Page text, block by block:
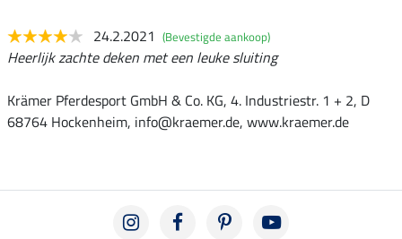
24.2.2021 (Bevestigde aankoop)
Heerlijk zachte deken met een leuke sluiting
Krämer Pferdesport GmbH & Co. KG, 4. Industriestr. 1 + 2, D
68764 Hockenheim, info@kraemer.de, www.kraemer.de